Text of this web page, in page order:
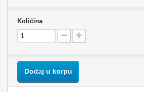
Količina
Dodaj u korpu